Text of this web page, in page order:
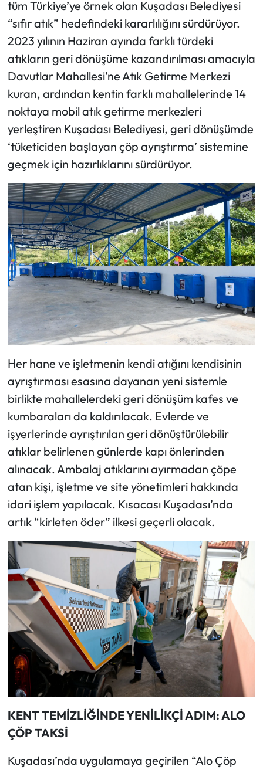
tüm Türkiye’ye örnek olan Kuşadası Belediyesi
“sıfır atık” hedefindeki kararlılığını sürdürüyor.
2023 yılının Haziran ayında farklı türdeki
atıkların geri dönüşüme kazandırılması amacıyla
Davutlar Mahallesi’ne Atık Getirme Merkezi
kuran, ardından kentin farklı mahallelerinde 14
noktaya mobil atık getirme merkezleri
yerleştiren Kuşadası Belediyesi, geri dönüşümde
‘tüketiciden başlayan çöp ayrıştırma’ sistemine
geçmek için hazırlıklarını sürdürüyor.
Her hane ve işletmenin kendi atığını kendisinin
ayrıştırması esasına dayanan yeni sistemle
birlikte mahallelerdeki geri dönüşüm kafes ve
kumbaraları da kaldırılacak. Evlerde ve
işyerlerinde ayrıştırılan geri dönüştürülebilir
atıklar belirlenen günlerde kapı önlerinden
alınacak. Ambalaj atıklarını ayırmadan çöpe
atan kişi, işletme ve site yönetimleri hakkında
idari işlem yapılacak. Kısacası Kuşadası’nda
artık “kirleten öder” ilkesi geçerli olacak.
KENT TEMİZLİĞİNDE YENİLİKÇİ ADIM: ALO
ÇÖP TAKSİ
Kuşadası’nda uygulamaya geçirilen “Alo Çöp